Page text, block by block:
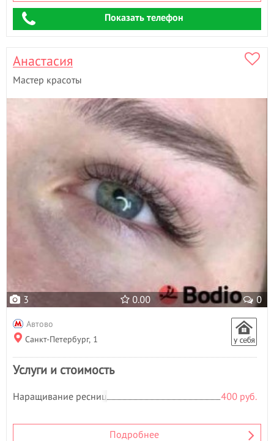
Показать телефон
Анастасия
Мастер красоты
3 0.00 0
Автово
Санкт-Петербург, 1
Услуги и стоимость
Наращивание ресниц 400 руб.
Подробнее